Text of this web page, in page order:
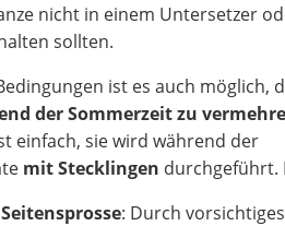
nicht in einem Untersetzer
sollten.
ist es auch möglich,
der Sommerzeit zu
einfach, sie wird während der
mit Stecklingen durchgeführt.
: Durch